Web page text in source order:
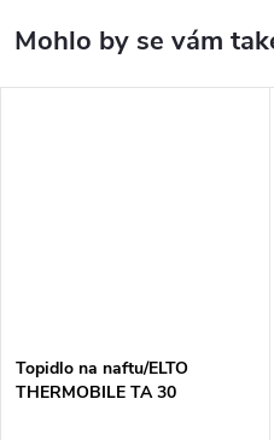
Topidlo na naftu/ELTO
THERMOBILE TA 30